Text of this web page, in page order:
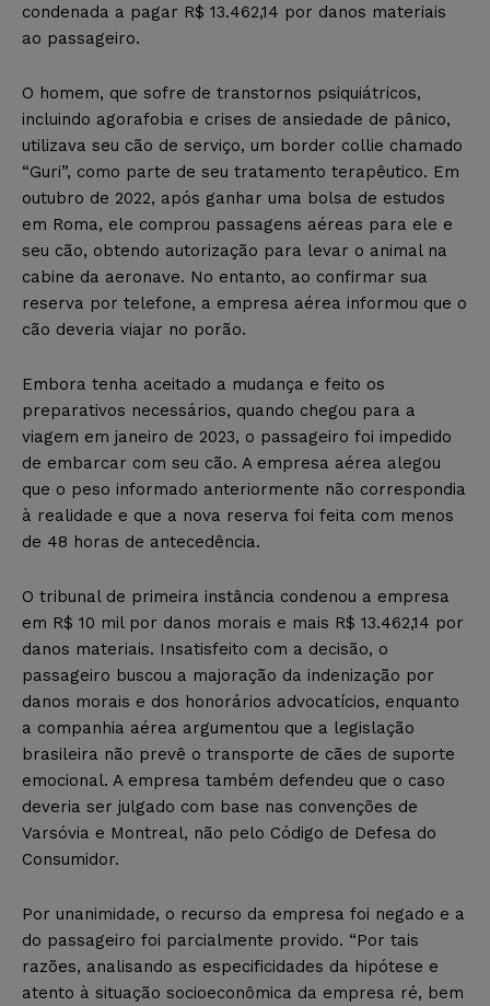
condenada a pagar R$ 13.462,14 por danos materiais
ao passageiro.
O homem, que sofre de transtornos psiquiátricos,
incluindo agorafobia e crises de ansiedade de pânico,
utilizava seu cão de serviço, um border collie chamado
“Guri”, como parte de seu tratamento terapêutico. Em
outubro de 2022, após ganhar uma bolsa de estudos
em Roma, ele comprou passagens aéreas para ele e
seu cão, obtendo autorização para levar o animal na
cabine da aeronave. No entanto, ao confirmar sua
reserva por telefone, a empresa aérea informou que o
cão deveria viajar no porão.
Embora tenha aceitado a mudança e feito os
preparativos necessários, quando chegou para a
viagem em janeiro de 2023, o passageiro foi impedido
de embarcar com seu cão. A empresa aérea alegou
que o peso informado anteriormente não correspondia
à realidade e que a nova reserva foi feita com menos
de 48 horas de antecedência.
O tribunal de primeira instância condenou a empresa
em R$ 10 mil por danos morais e mais R$ 13.462,14 por
danos materiais. Insatisfeito com a decisão, o
passageiro buscou a majoração da indenização por
danos morais e dos honorários advocatícios, enquanto
a companhia aérea argumentou que a legislação
brasileira não prevê o transporte de cães de suporte
emocional. A empresa também defendeu que o caso
deveria ser julgado com base nas convenções de
Varsóvia e Montreal, não pelo Código de Defesa do
Consumidor.
Por unanimidade, o recurso da empresa foi negado e a
do passageiro foi parcialmente provido. “Por tais
razões, analisando as especificidades da hipótese e
atento à situação socioeconômica da empresa ré, bem